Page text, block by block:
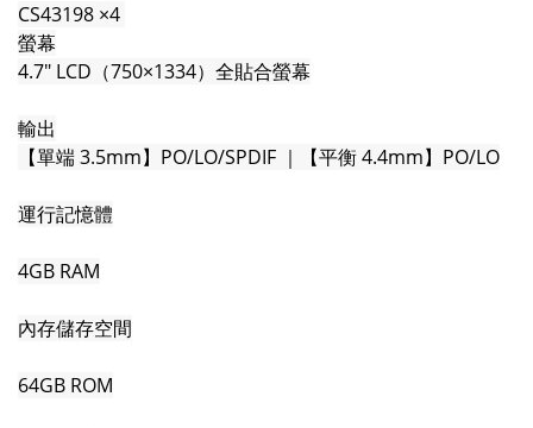
CS43198 ×4
螢幕
4.7" LCD（750×1334）全貼合螢幕
輸出
【單端 3.5mm】PO/LO/SPDIF ｜【平衡 4.4mm】PO/LO
運行記憶體
4GB RAM
內存儲存空間
64GB ROM